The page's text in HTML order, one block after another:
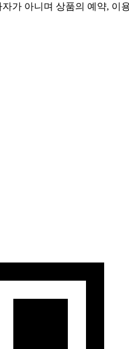
가 아니며 상품의 예약, 이